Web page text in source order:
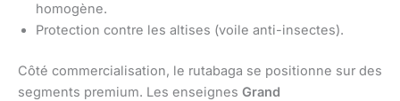
homogène.
Protection contre les altises (voile anti-insectes).
Côté commercialisation, le rutabaga se positionne sur des
segments premium. Les enseignes Grand